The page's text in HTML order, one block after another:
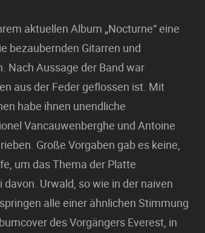
aktuellen Album „Nocturne“ eine
bezaubernden Gitarren und
Nach Aussage der Band war
aus der Feder geflossen ist. Mit
habe ihnen unendliche
Vancauwenberghe und Antoine
Große Vorgaben gab es keine,
um das Thema der Platte
Urwald, so wie in der naiven
alle einer ähnlichen Stimmung
des Vorgängers Everest, in